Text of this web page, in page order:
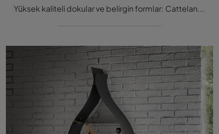
Yüksek kaliteli dokular ve belirgin formlar: Cattelan Italia'nın Address kitaplığını, en güzel tasarım bölücü kitaplıklardan biri olarak keşfedin.